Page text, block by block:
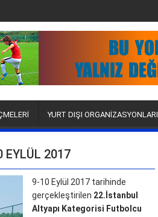
YURT DIŞI ORGANİZASYONLARI
EYLÜL 2017
9-10 Eylül 2017 tarihinde
gerçekleştirilen 22.İstanbul
Altyapı Kategorisi Futbolcu